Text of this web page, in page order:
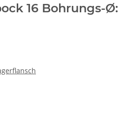
16 Bohrungs-Ø: